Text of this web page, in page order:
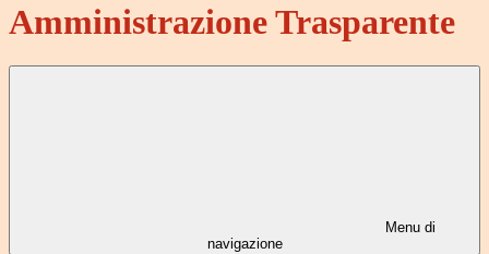
Amministrazione Trasparente
Menu di
navigazione